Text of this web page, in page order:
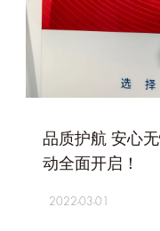
品质护航 安心
动全面开启！
2022-03-01